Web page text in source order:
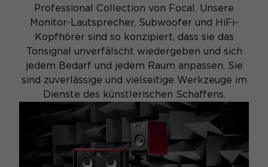
Professional Collection von Focal. Unsere
Monitor-Lautsprecher, Subwoofer und HiFi-
Kopfhörer sind so konzipiert, dass sie das
Tonsignal unverfälscht wiedergeben und sich
jedem Bedarf und jedem Raum anpassen. Sie
sind zuverlässige und vielseitige Werkzeuge im
Dienste des künstlerischen Schaffens.